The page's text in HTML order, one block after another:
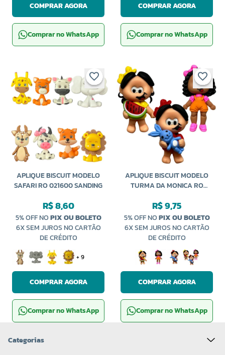
COMPRAR AGORA
Comprar no WhatsApp
COMPRAR AGORA
Comprar no WhatsApp
APLIQUE BISCUIT MODELO
SAFARI RO 021600 SANDING
R$ 8,60
5% OFF NOPIX OU BOLETO
6X SEM JUROS NO CARTÃO
DE CRÉDITO
+ 9
COMPRAR AGORA
Comprar no WhatsApp
APLIQUE BISCUIT MODELO
TURMA DA MONICA RO
R$ 9,75
5% OFF NOPIX OU BOLETO
6X SEM JUROS NO CARTÃO
DE CRÉDITO
COMPRAR AGORA
Comprar no WhatsApp
Categorias